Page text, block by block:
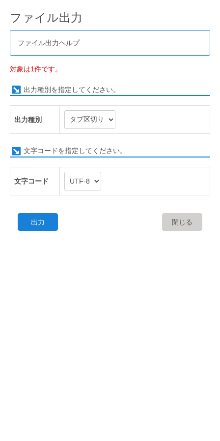
ファイル出力
ファイル出力ヘルプ
対象は1件です。
出力種別を指定してください。
出力種別
文字コードを指定してください。
文字コード